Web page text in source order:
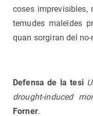
coses
temudes maleïdes
quan sorgiran del no-
Defensa de la tesi
drought-induced
Forner.